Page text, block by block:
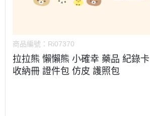
商品編號： Ri07370
拉拉熊 懶懶熊 小確幸 藥品 紀錄
收納冊 證件包 仿皮 護照包